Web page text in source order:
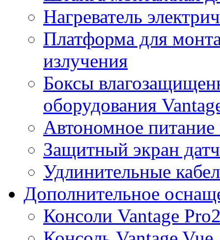
Нагреватель
Платформа для
излучения
Боксы
оборудования
Автономное питание
Защитный экран
Удлинительные
Дополнительное
Консоли Vantage